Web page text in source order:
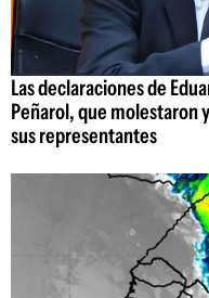
Las declaraciones de
Peñarol, que molestaron
sus representantes